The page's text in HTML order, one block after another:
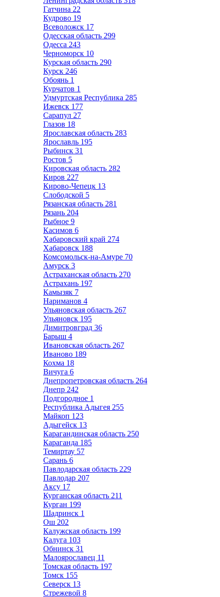
Гатчина 22
Кудрово 19
Всеволожск 17
Одесская область 299
Одесса 243
Черноморск 10
Курская область 290
Курск 246
Обоянь 1
Курчатов 1
Удмуртская Республика 285
Ижевск 177
Сарапул 27
Глазов 18
Ярославская область 283
Ярославль 195
Рыбинск 31
Ростов 5
Кировская область 282
Киров 227
Кирово-Чепецк 13
Слободской 5
Рязанская область 281
Рязань 204
Рыбное 9
Касимов 6
Хабаровский край 274
Хабаровск 188
Комсомольск-на-Амуре 70
Амурск 3
Астраханская область 270
Астрахань 197
Камызяк 7
Нариманов 4
Ульяновская область 267
Ульяновск 195
Димитровград 36
Барыш 4
Ивановская область 267
Иваново 189
Кохма 18
Вичуга 6
Днепропетровская область 264
Днепр 242
Подгородное 1
Республика Адыгея 255
Майкоп 123
Адыгейск 13
Карагандинская область 250
Караганда 185
Темиртау 57
Сарань 6
Павлодарская область 229
Павлодар 207
Аксу 17
Курганская область 211
Курган 199
Шадринск 1
Ош 202
Калужская область 199
Калуга 103
Обнинск 31
Малоярославец 11
Томская область 197
Томск 155
Северск 13
Стрежевой 8